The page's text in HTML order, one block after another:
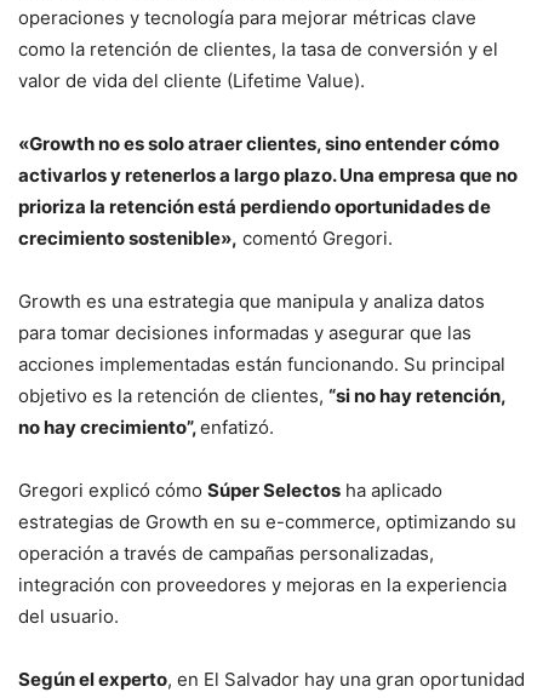
operaciones y tecnología para mejorar métricas clave
como la retención de clientes, la tasa de conversión y el
valor de vida del cliente (Lifetime Value).
«Growth no es solo atraer clientes, sino entender cómo
activarlos y retenerlos a largo plazo. Una empresa que no
prioriza la retención está perdiendo oportunidades de
crecimiento sostenible», comentó Gregori.
Growth es una estrategia que manipula y analiza datos
para tomar decisiones informadas y asegurar que las
acciones implementadas están funcionando. Su principal
objetivo es la retención de clientes, “si no hay retención,
no hay crecimiento”,enfatizó.
Gregori explicó cómo Súper Selectos ha aplicado
estrategias de Growth en su e-commerce, optimizando su
operación a través de campañas personalizadas,
integración con proveedores y mejoras en la experiencia
del usuario.
Según el experto, en El Salvador hay una gran oportunidad